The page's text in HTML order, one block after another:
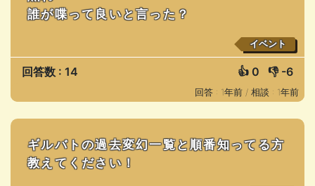
誰が喋って良いと言った？
イベント
回答数 : 14 👍 0 👎 -6
回答 : 1年前 / 相談 : 1年前
ギルバトの過去変幻一覧と順番知ってる方
教えてください！